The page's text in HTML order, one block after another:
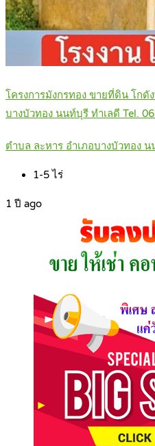
โครงการมังกรทอง ขายที่ดิน โก
บางบัวทอง นนท์บุรี ทำเลดี Tel.
ตำบล ละหาร อำเภอบางบัวทอง
1-5ไร่
1 ปี ago